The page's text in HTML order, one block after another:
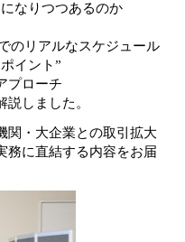
なりつつあるのか
のリアルなスケジュール
イント”
プローチ
しました。
関・大企業との取引拡大
務に直結する内容をお届